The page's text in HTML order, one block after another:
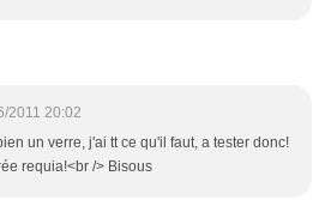
2011 20:02
un verre, j'ai tt ce qu'il faut, a tester donc!
requia!<br /> Bisous